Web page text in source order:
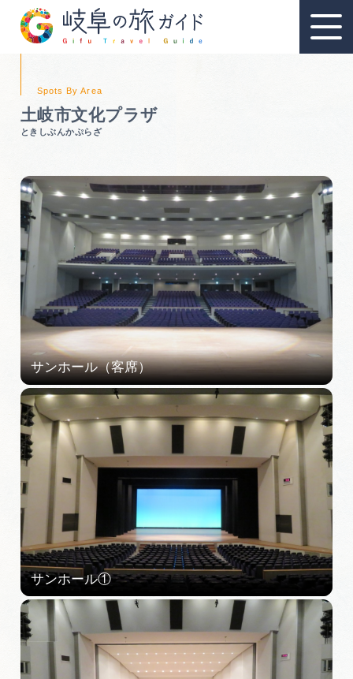
教育旅行のおすすめ
教育旅行スポット
教育旅行モデルコース
資料請求
MICE
MICEにおすすめな施設一覧
コンベンション支援制度
おすすめモデルコース
団体旅行用おすすめモデルコース
データライブラリー
観光データライブラリー
土岐市文化プラザ
ときしぶんかぷらざ